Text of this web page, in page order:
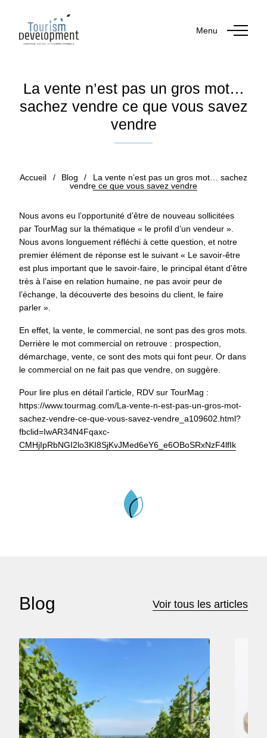
Menu
La vente n’est pas un gros mot…
sachez vendre ce que vous savez
vendre
Accueil / Blog /
La vente n’est pas un gros mot… sachez
vendre ce que vous savez vendre
Nous avons eu l’opportunité d’être de nouveau sollicitées
par TourMag sur la thématique « le profil d’un vendeur ».
Nous avons longuement réfléchi à cette question, et notre
premier élément de réponse est le suivant « Le savoir-être
est plus important que le savoir-faire, le principal étant d’être
très à l’aise en relation humaine, ne pas avoir peur de
l’échange, la découverte des besoins du client, le faire
parler ».
En effet, la vente, le commercial, ne sont pas des gros mots.
Derrière le mot commercial on retrouve : prospection,
démarchage, vente, ce sont des mots qui font peur. Or dans
le commercial on ne fait pas que vendre, on suggère.
Pour lire plus en détail l’article, RDV sur TourMag :
https://www.tourmag.com/La-vente-n-est-pas-un-gros-mot-
sachez-vendre-ce-que-vous-savez-vendre_a109602.html?
fbclid=IwAR34N4Fqaxc-
CMHjIpRbNGI2lo3KI8SjKvJMed6eY6_e6OBoSRxNzF4lfIk
Blog Voir tous les articles